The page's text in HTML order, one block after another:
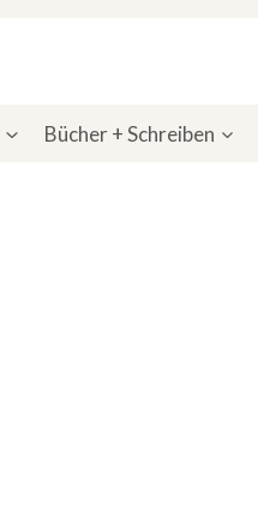
Bücher + Schreiben